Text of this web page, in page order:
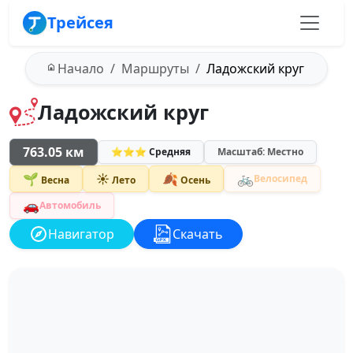
Трейсея
Начало Маршруты Ладожский круг
Ладожский круг
763.05 км ⭐⭐⭐ Средняя Масштаб: Местно
🌱 Весна ☀️ Лето 🍂 Осень 🚲Велосипед
🚗Автомобиль
Навигатор Скачать